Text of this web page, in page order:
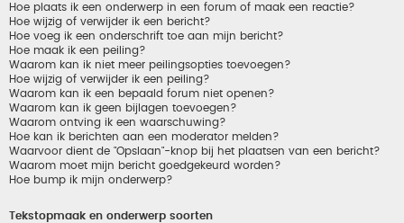
Hoe plaats ik een onderwerp in een forum of maak een reactie?
Hoe wijzig of verwijder ik een bericht?
Hoe voeg ik een onderschrift toe aan mijn bericht?
Hoe maak ik een peiling?
Waarom kan ik niet meer peilingsopties toevoegen?
Hoe wijzig of verwijder ik een peiling?
Waarom kan ik een bepaald forum niet openen?
Waarom kan ik geen bijlagen toevoegen?
Waarom ontving ik een waarschuwing?
Hoe kan ik berichten aan een moderator melden?
Waarvoor dient de "Opslaan"-knop bij het plaatsen van een bericht?
Waarom moet mijn bericht goedgekeurd worden?
Hoe bump ik mijn onderwerp?
Tekstopmaak en onderwerp soorten